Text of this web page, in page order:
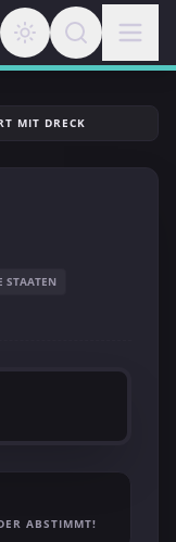
MIT DRECK
STAATEN
ABSTIMMT!